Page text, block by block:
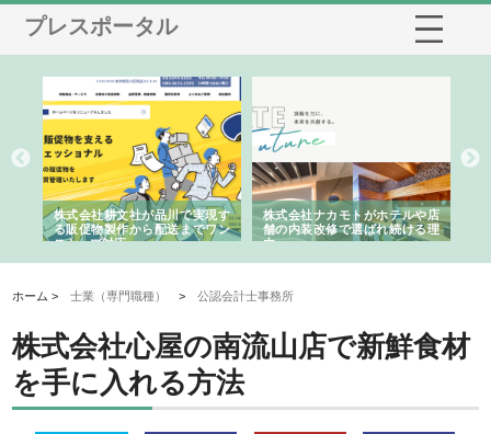
プレスポータル
株式会社耕文社が品川で実現す
る販促物製作から配送までワン
ストップ対応
株式会社ナカモトがホテルや店
舗の内装改修で選ばれ続ける理
由
ホーム >士業（専門職種） >公認会計士事務所
株式会社心屋の南流山店で新鮮食材
を手に入れる方法